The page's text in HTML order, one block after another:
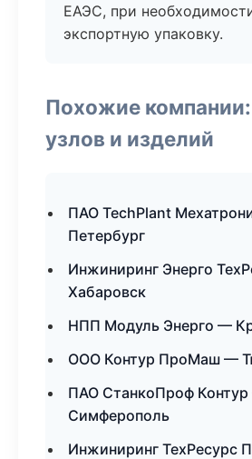
ЕАЭС, при
экспортную упаковку.
Похожие
узлов и изделий
ПАО TechPlant
Петербург
Инжиниринг Энерго
Хабаровск
НПП Модуль Энерго —
ООО Контур ПроМаш —
ПАО СтанкоПроф
Симферополь
Инжиниринг ТехРесурс